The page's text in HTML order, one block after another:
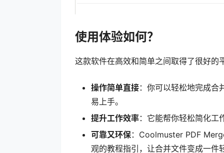
使用体验如何？
这款软件在高效和简单之间取得了很好的
操作简单直接：你可以轻松地完成合
易上手。
提升工作效率：它能帮你轻松简化工
可靠又环保：Coolmuster PDF
观的教程指引，让合并文件变成一件